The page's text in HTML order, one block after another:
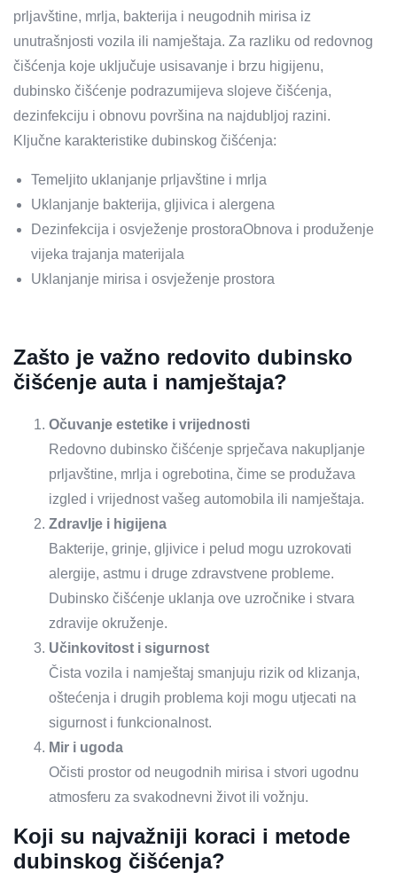
prljavštine, mrlja, bakterija i neugodnih mirisa iz
unutrašnjosti vozila ili namještaja. Za razliku od redovnog
čišćenja koje uključuje usisavanje i brzu higijenu,
dubinsko čišćenje podrazumijeva slojeve čišćenja,
dezinfekciju i obnovu površina na najdubljoj razini.
Ključne karakteristike dubinskog čišćenja:
Temeljito uklanjanje prljavštine i mrlja
Uklanjanje bakterija, gljivica i alergena
Dezinfekcija i osvježenje prostoraObnova i produženje
vijeka trajanja materijala
Uklanjanje mirisa i osvježenje prostora
Zašto je važno redovito dubinsko
čišćenje auta i namještaja?
Očuvanje estetike i vrijednosti
Redovno dubinsko čišćenje sprječava nakupljanje
prljavštine, mrlja i ogrebotina, čime se produžava
izgled i vrijednost vašeg automobila ili namještaja.
Zdravlje i higijena
Bakterije, grinje, gljivice i pelud mogu uzrokovati
alergije, astmu i druge zdravstvene probleme.
Dubinsko čišćenje uklanja ove uzročnike i stvara
zdravije okruženje.
Učinkovitost i sigurnost
Čista vozila i namještaj smanjuju rizik od klizanja,
oštećenja i drugih problema koji mogu utjecati na
sigurnost i funkcionalnost.
Mir i ugoda
Očisti prostor od neugodnih mirisa i stvori ugodnu
atmosferu za svakodnevni život ili vožnju.
Koji su najvažniji koraci i metode
dubinskog čišćenja?